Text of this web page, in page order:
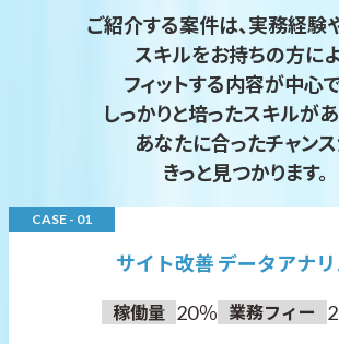
ご紹介する案件は、実務経験
スキルをお持ちの方に
フィットする内容が中心で
しっかりと培ったスキルがあ
あなたに合ったチャン
きっと見つかります。
CASE - 01
サイト改善 データアナ
稼働量 20％ 業務フィー